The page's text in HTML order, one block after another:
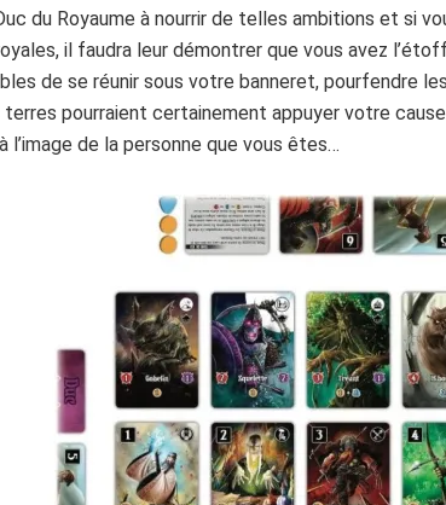
du Royaume à nourrir de telles ambitions et si
il faudra leur démontrer que vous avez
de se réunir sous votre banneret, pourfendre
pourraient certainement appuyer votre
l’image de la personne que vous êtes…